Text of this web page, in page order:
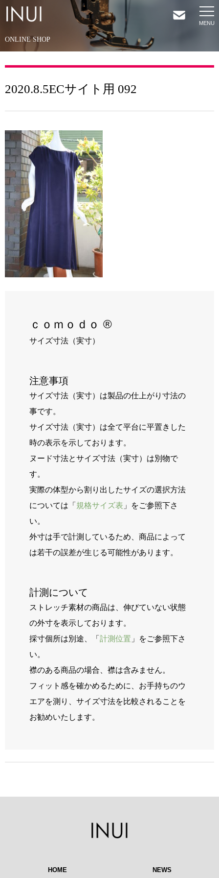
HOME
SERVICES
SHOP
CONTACT
RECRUIT
BLOG
ONLINE SHOP
2020.8.5ECサイト用 092
ｃｏｍｏｄｏ ®
サイズ寸法（実寸）
注意事項
サイズ寸法（実寸）は製品の仕上がり寸法の
事です。
サイズ寸法（実寸）は全て平台に平置きした
時の表示を示しております。
ヌード寸法とサイズ寸法（実寸）は別物で
す。
実際の体型から割り出したサイズの選択方法
については「 規格サイズ表 」をご参照下さ
い。
外寸は手で計測しているため、商品によって
は若干の誤差が生じる可能性があります。
計測について
ストレッチ素材の商品は、伸びていない状態
の外寸を表示しております。
採寸個所は別途、「 計測位置 」をご参照下さ
い。
襟のある商品の場合、襟は含みません。
フィット感を確かめるために、お手持ちのウ
エアを測り、サイズ寸法を比較されることを
お勧めいたします。
HOME NEWS